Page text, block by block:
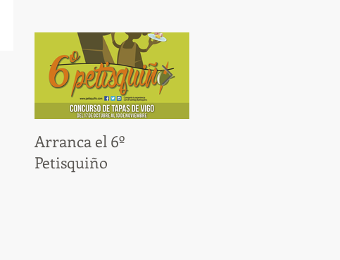
Arranca el 6º
Petisquiño